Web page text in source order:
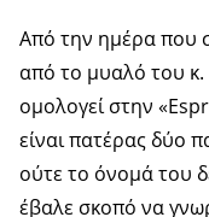
Από την ημέρα που
από το μυαλό του
ομολογεί στην
είναι πατέρας δύο
ούτε το όνομά του
έβαλε σκοπό να